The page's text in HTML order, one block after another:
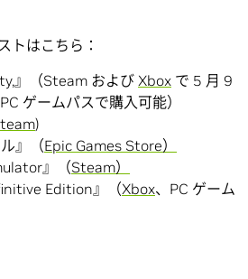
トはこちら：
』（Steam および Xbox で 5 月 9
ゲームパスで購入可能）
)
』（Epic Games Store）
』（Steam）
Edition』（Xbox、PC ゲーム